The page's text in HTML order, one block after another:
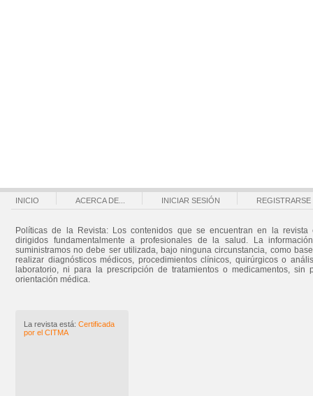
INICIO ACERCA DE... INICIAR SESIÓN REGISTRARSE
Políticas de la Revista: Los contenidos que se encuentran en la revista
dirigidos fundamentalmente a profesionales de la salud. La
suministramos no debe ser utilizada, bajo ninguna circunstancia, como
realizar diagnósticos médicos, procedimientos clínicos, quirúrgicos o
laboratorio, ni para la prescripción de tratamientos o medicamentos, sin
orientación médica.
La revista está: Certificada
por el CITMA